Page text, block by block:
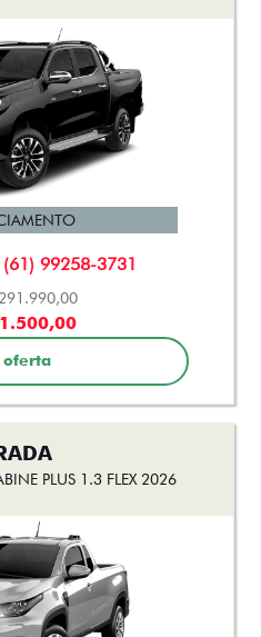
(61) 99258-3731
oferta
PLUS 1.3 FLEX 2026